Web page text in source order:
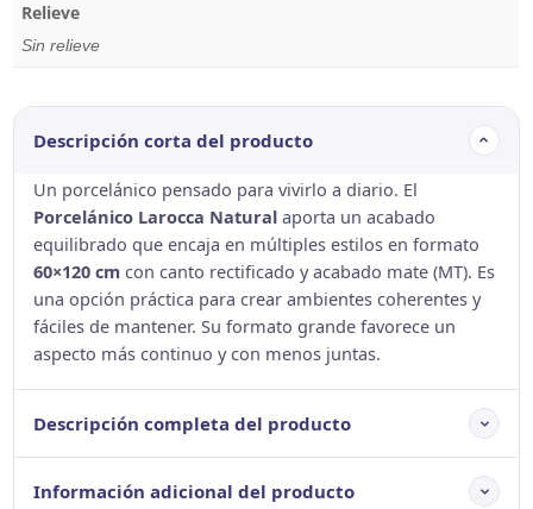
Relieve
Sin relieve
Descripción corta del producto
Un porcelánico pensado para vivirlo a diario. El
Porcelánico Larocca Natural aporta un acabado
equilibrado que encaja en múltiples estilos en formato
60×120 cm con canto rectificado y acabado mate (MT). Es
una opción práctica para crear ambientes coherentes y
fáciles de mantener. Su formato grande favorece un
aspecto más continuo y con menos juntas.
Descripción completa del producto
Información adicional del producto